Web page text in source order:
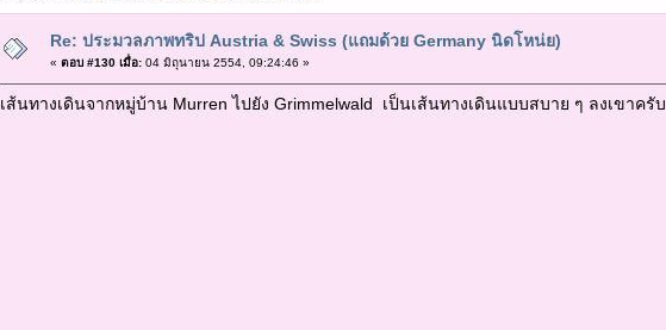
Re: ประมวลภาพทริป Austria & Swiss (แถมด้วย Germany นิดโหน่ย)
« ตอบ #130 เมื่อ:04 มิถุนายน 2554, 09:24:46 »
เส้นทางเดินจากหมู่บ้าน Murren ไปยัง Grimmelwald เป็นเส้นทางเดินแบบสบาย ๆ ลงเขาครับ